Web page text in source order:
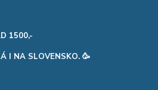
1500,-
I NA SLOVENSKO. 🥳